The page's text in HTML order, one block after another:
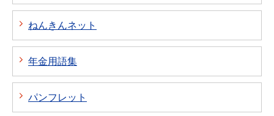
ねんきんネット
年金用語集
パンフレット